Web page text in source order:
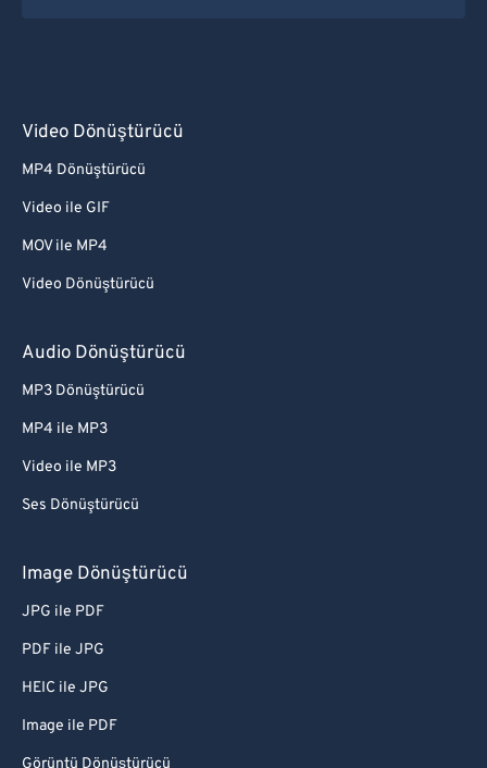
Video Dönüştürücü
MP4 Dönüştürücü
Video ile GIF
MOV ile MP4
Video Dönüştürücü
Audio Dönüştürücü
MP3 Dönüştürücü
MP4 ile MP3
Video ile MP3
Ses Dönüştürücü
Image Dönüştürücü
JPG ile PDF
PDF ile JPG
HEIC ile JPG
Image ile PDF
Görüntü Dönüştürücü